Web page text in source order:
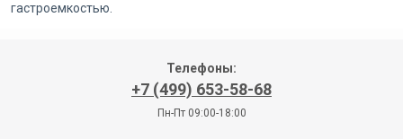
гастроемкостью.
Телефоны:
+7 (499) 653-58-68
Пн-Пт 09:00-18:00